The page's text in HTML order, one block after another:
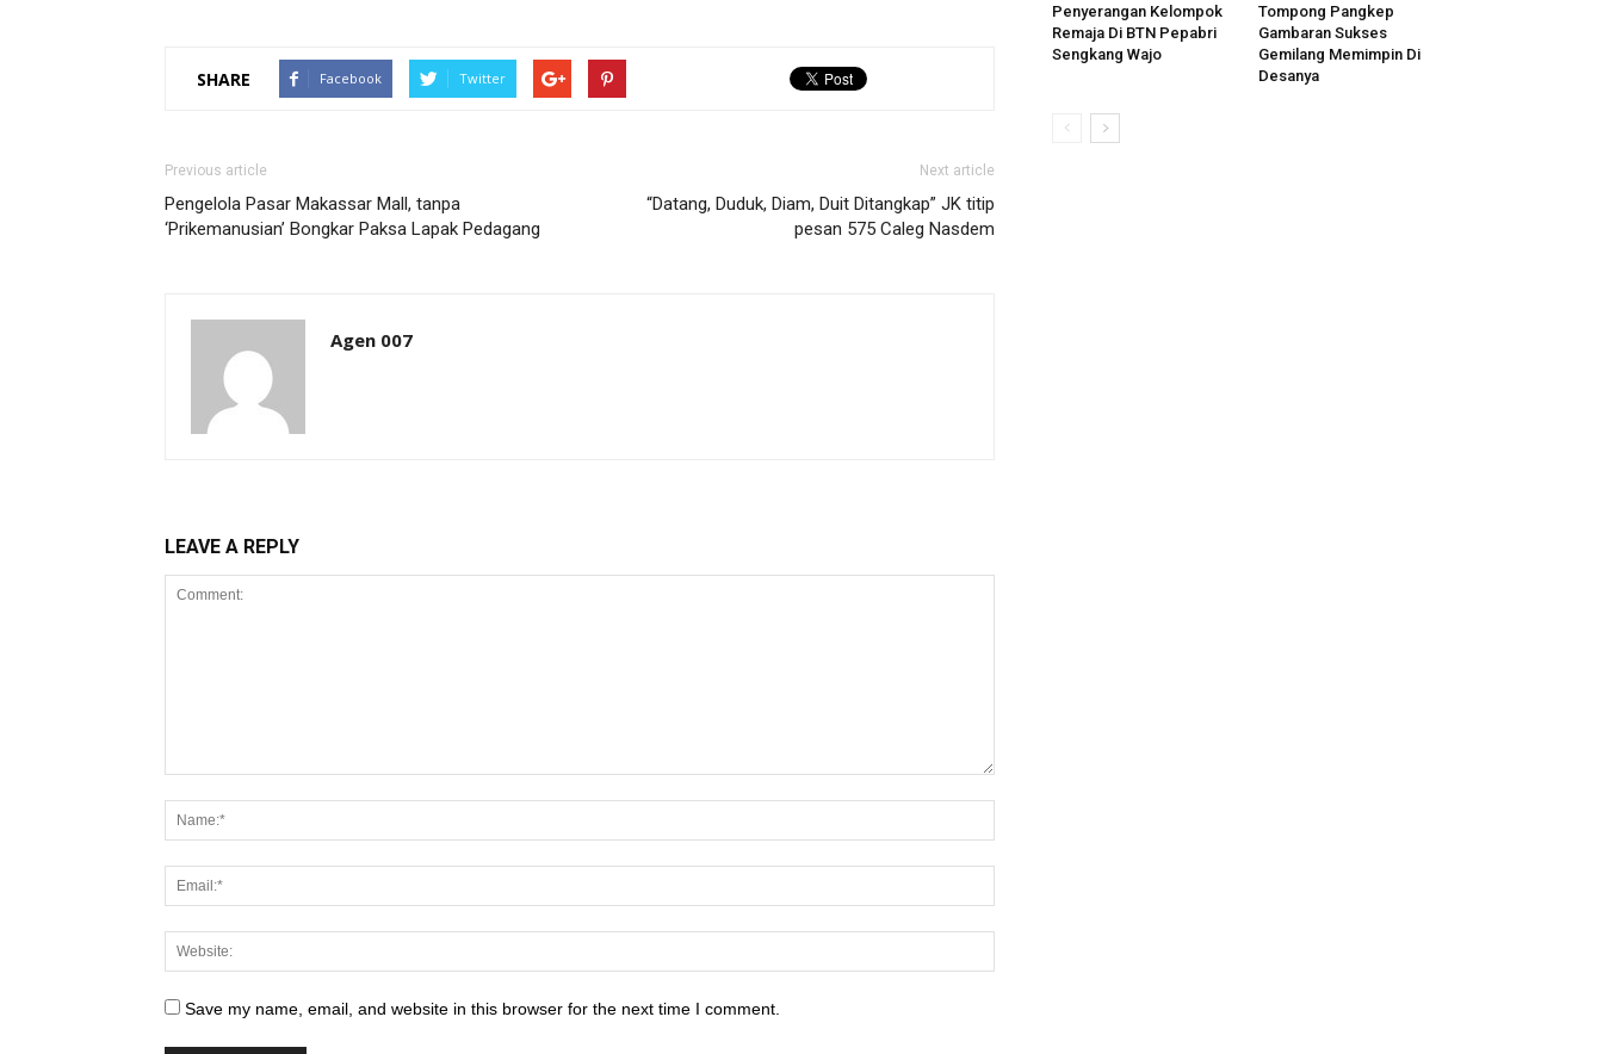
SHARE Facebook Twitter
Previous article
Pengelola Pasar Makassar Mall, tanpa
‘Prikemanusian’ Bongkar Paksa Lapak Pedagang
Next article
“Datang, Duduk, Diam, Duit Ditangkap” JK titip
pesan 575 Caleg Nasdem
Agen 007
LEAVE A REPLY
Save my name, email, and website in this browser for the next time I comment.
Penyerangan Kelompok
Remaja Di BTN Pepabri
Sengkang Wajo
Tompong Pangkep
Gambaran Sukses
Gemilang Memimpin Di
Desanya